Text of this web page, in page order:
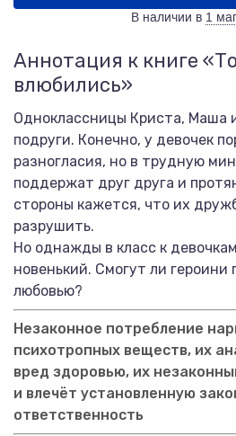
В наличии в 1
Аннотация к книге
влюбились»
Одноклассницы Криста, Маша
подруги. Конечно, у девочек
разногласия, но в трудную
поддержат друг друга и
стороны кажется, что их
разрушить.
Но однажды в класс к
новенький. Смогут ли
любовью?
Незаконное потребление
психотропных веществ, их
вред здоровью, их
и влечёт установленную
ответственность